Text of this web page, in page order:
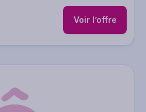
Voir l’offre